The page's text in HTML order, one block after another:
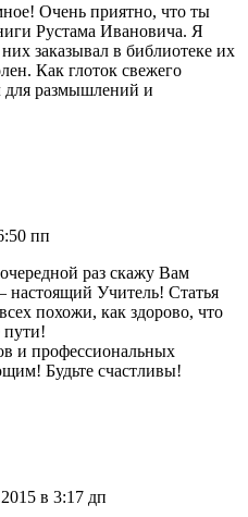
Очень приятно, что ты
Рустама Ивановича. Я
заказывал в библиотеке их
Как глоток свежего
для размышлений и
пп
раз скажу Вам
Учитель! Статья
похожи, как здорово, что
и профессиональных
Будьте счастливы!
в 3:17 дп